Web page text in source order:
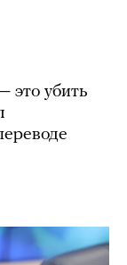
это убить